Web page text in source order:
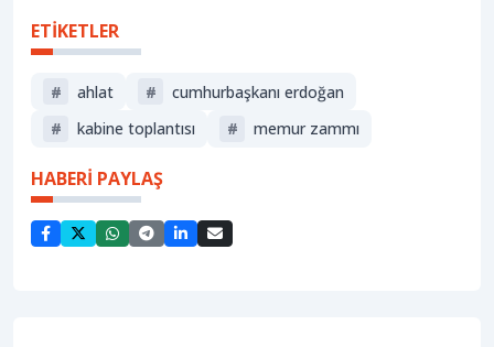
ETİKETLER
# ahlat #
cumhurbaşkanı erdoğan
#
kabine toplantısı # memur zammı
HABERİ PAYLAŞ